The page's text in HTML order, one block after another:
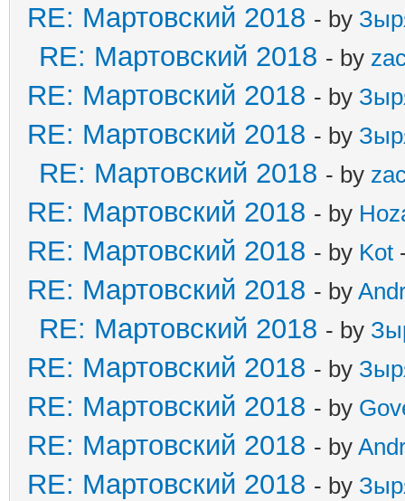
RE: Мартовский 2018 - by
RE: Мартовский 2018 - by
RE: Мартовский 2018 - by
RE: Мартовский 2018 - by
RE: Мартовский 2018 - by
RE: Мартовский 2018 - by
RE: Мартовский 2018 - by Kot
RE: Мартовский 2018 - by
RE: Мартовский 2018 - by
RE: Мартовский 2018 - by
RE: Мартовский 2018 - by
RE: Мартовский 2018 - by
RE: Мартовский 2018 - by